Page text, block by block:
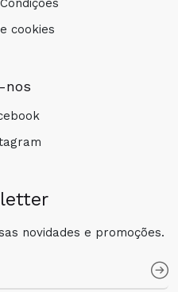
cookies
nos
novidades e promoções.